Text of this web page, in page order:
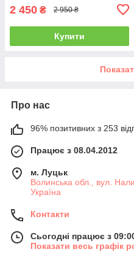
2 450 ₴ 2 950 ₴
Купити
Про нас
96% позитивних з 253
Працює з 08.04.2012
м. Луцьк
Волинська обл., вул.
Україна
Контакти
Сьогодні працює з
Показати весь графік